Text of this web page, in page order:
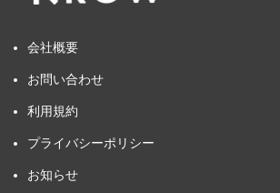
会社概要
お問い合わせ
利用規約
プライバシーポリシー
お知らせ